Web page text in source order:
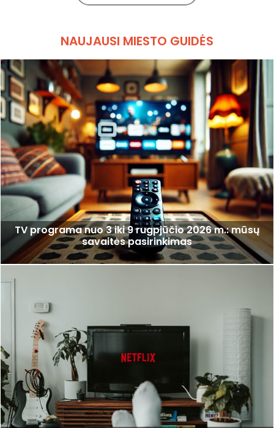
NAUJAUSI MIESTO GUIDĖS
TV programa nuo 3 iki 9 rugpjūčio 2026 m.: mūsų
savaitės pasirinkimas